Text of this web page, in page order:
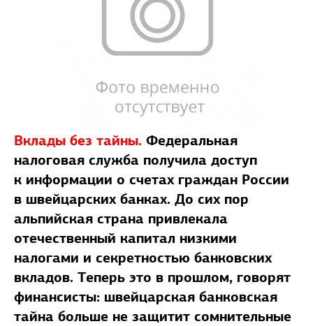
Вклады без тайны. Федеральная
налоговая служба получила доступ
к информации о счетах граждан России
в швейцарских банках. До сих пор
альпийская страна привлекала
отечественный капитал низкими
налогами и секретностью банковских
вкладов. Теперь это в прошлом, говорят
финансисты: швейцарская банковская
тайна больше не защитит сомнительные